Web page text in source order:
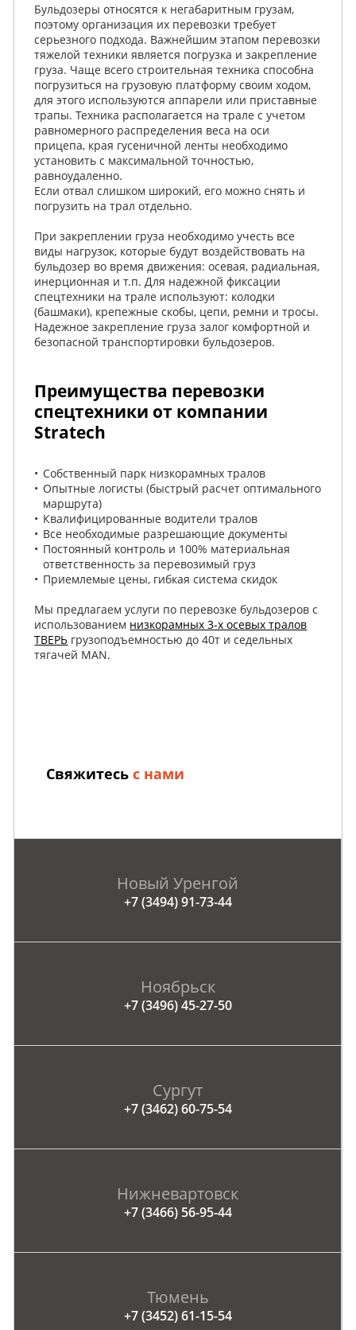
Бульдозеры относятся к негабаритным грузам,
поэтому организация их перевозки требует
серьезного подхода. Важнейшим этапом перевозки
тяжелой техники является погрузка и закрепление
груза. Чаще всего строительная техника способна
погрузиться на грузовую платформу своим ходом,
для этого используются аппарели или приставные
трапы. Техника располагается на трале с учетом
равномерного распределения веса на оси
прицепа, края гусеничной ленты необходимо
установить с максимальной точностью,
равноудаленно.
Если отвал слишком широкий, его можно снять и
погрузить на трал отдельно.
При закреплении груза необходимо учесть все
виды нагрузок, которые будут воздействовать на
бульдозер во время движения: осевая, радиальная,
инерционная и т.п. Для надежной фиксации
спецтехники на трале используют: колодки
(башмаки), крепежные скобы, цепи, ремни и тросы.
Надежное закрепление груза залог комфортной и
безопасной транспортировки бульдозеров.
Преимущества перевозки
спецтехники от компании
Stratech
Собственный парк низкорамных тралов
Опытные логисты (быстрый расчет оптимального
маршрута)
Квалифицированные водители тралов
Все необходимые разрешающие документы
Постоянный контроль и 100% материальная
ответственность за перевозимый груз
Приемлемые цены, гибкая система скидок
Мы предлагаем услуги по перевозке бульдозеров с
использованием низкорамных 3-х осевых тралов
ТВЕРЬ грузоподъемностью до 40т и седельных
тягачей MAN.
Свяжитесьс нами
Новый Уренгой
+7 (3494) 91-73-44
Ноябрьск
+7 (3496) 45-27-50
Сургут
+7 (3462) 60-75-54
Нижневартовск
+7 (3466) 56-95-44
Тюмень
+7 (3452) 61-15-54